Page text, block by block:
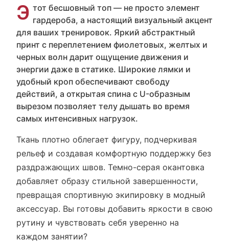
Э тот бесшовный топ — не просто элемент
гардероба, а настоящий визуальный акцент
для ваших тренировок. Яркий абстрактный
принт с переплетением фиолетовых, желтых и
черных волн дарит ощущение движения и
энергии даже в статике. Широкие лямки и
удобный кроп обеспечивают свободу
действий, а открытая спина с U-образным
вырезом позволяет телу дышать во время
самых интенсивных нагрузок.
Ткань плотно облегает фигуру, подчеркивая
рельеф и создавая комфортную поддержку без
раздражающих швов. Темно-серая окантовка
добавляет образу стильной завершенности,
превращая спортивную экипировку в модный
аксессуар. Вы готовы добавить яркости в свою
рутину и чувствовать себя уверенно на
каждом занятии?